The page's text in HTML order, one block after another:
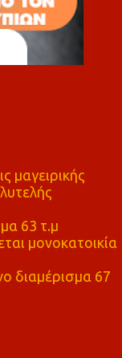
μαγειρικής
63 τ.μ
μονοκατοικία
διαμέρισμα 67